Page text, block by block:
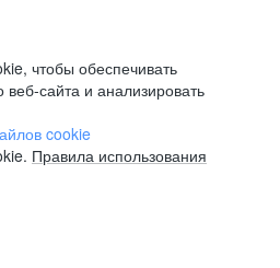
чтобы обеспечивать
сайта и анализировать
cookie
Правила использования